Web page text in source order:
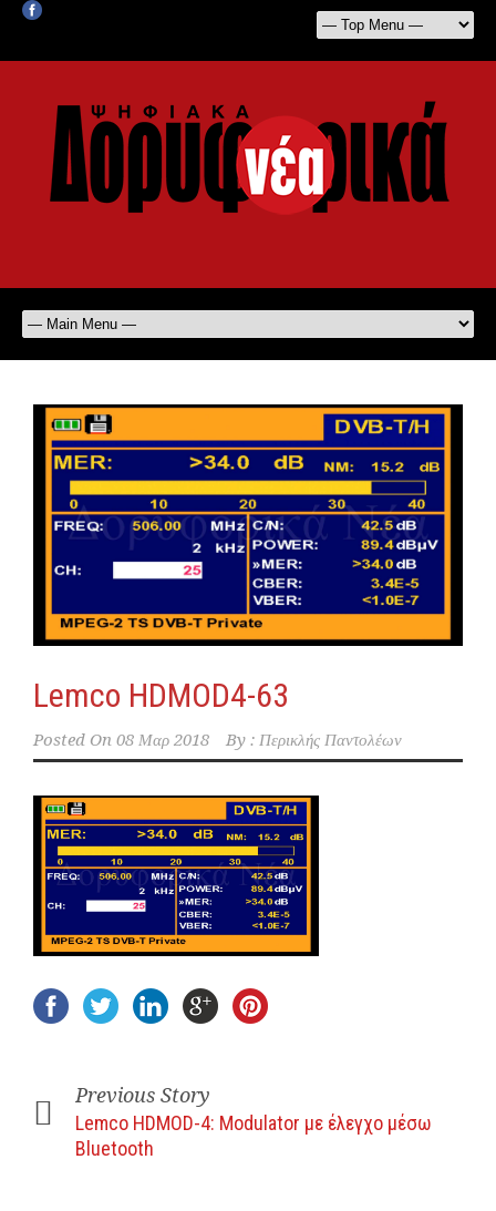
Lemco HDMOD4-63
Posted On 08 Μαρ 2018 By : Περικλής Παντολέων
Previous Story
Lemco HDMOD-4: Modulator με έλεγχο μέσω
Bluetooth